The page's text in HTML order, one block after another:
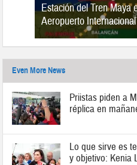
Estación del Tren Maya
Aeropuerto Internacional
Even More News
Priistas piden a
réplica en
Lo que sirve es
y objetivo: Kenia